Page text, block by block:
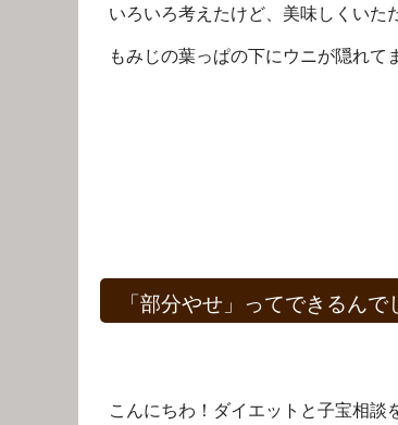
いろいろ考えたけど、美味しくいた
もみじの葉っぱの下にウニが隠れて
「部分やせ」ってできるんで
こんにちわ！ダイエットと子宝相談